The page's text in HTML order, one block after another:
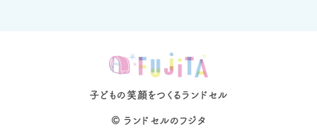
子どもの笑顔をつくるランドセル
© ランドセルのフジタ